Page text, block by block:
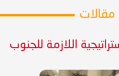
مقالات
اللازمة للجنوب